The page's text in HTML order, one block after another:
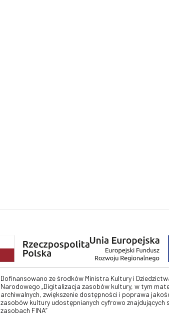
Dofinansowano ze środków Ministra Kultury i
Narodowego „Digitalizacja zasobów kultury, w tym
archiwalnych, zwiększenie dostępności i poprawa
zasobów kultury udostępnianych cyfrowo znajdujących
zasobach FINA”